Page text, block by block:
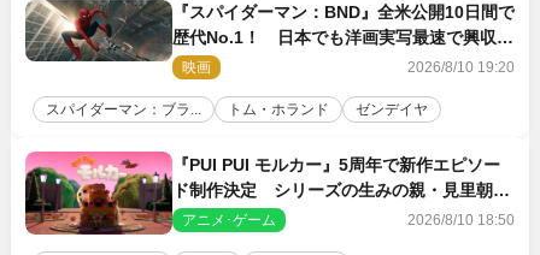
『スパイダーマン：BND』全米公開10日間で
歴代No.1！ 日本でも洋画実写最速で興収
30億円突破
映画 2026/8/10 19:20
スパイダーマン：ブラ... トム・ホランド ゼンデイヤ
『PUI PUI モルカー』5周年で新作エピソー
ド制作決定 シリーズの生みの親・見里朝希
監督が復帰
アニメ･ゲーム 2026/8/10 18:50